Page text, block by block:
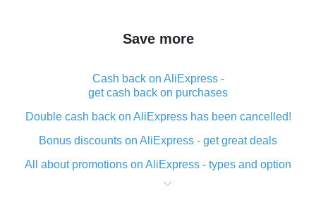
Save more
Cash back on AliExpress -
get cash back on purchases
Double cash back on AliExpress has been cancelled!
Bonus discounts on AliExpress - get great deals
All about promotions on AliExpress - types and option
What is cash back when making purchases on